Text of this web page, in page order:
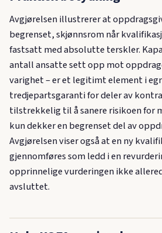
Avgjørelsen illustrerer at
begrenset, skjønnsrom når
fastsatt med absolutte terskler.
antall ansatte sett opp mot
varighet – er et legitimt element i
tredjepartsgaranti for deler av
tilstrekkelig til å sanere risikoen for
kun dekker en begrenset del av
Avgjørelsen viser også at en ny
gjennomføres som ledd i en
opprinnelige vurderingen ikke
avsluttet.